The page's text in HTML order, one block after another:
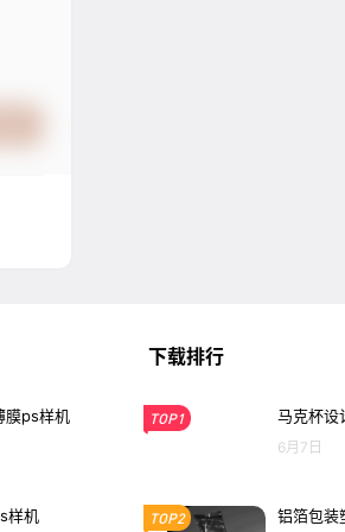
膜ps样机
样机
下载排行
TOP1 马克杯设
6月7日
TOP2 铝箔包装